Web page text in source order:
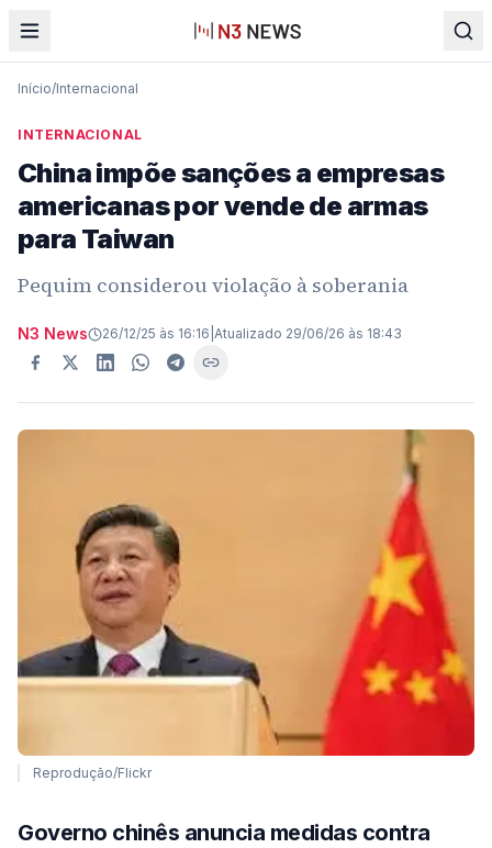
Início/Internacional
INTERNACIONAL
China impõe sanções a empresas
americanas por vende de armas
para Taiwan
Pequim considerou violação à soberania
N3 News 26/12/25 às 16:16 Atualizado 29/06/26 às 18:43
Reprodução/Flickr
Governo chinês anuncia medidas contra